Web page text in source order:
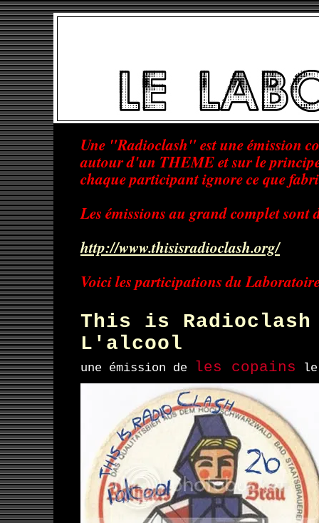
Une "Radioclash" est une émission
autour d'un THEME et sur le
chaque participant ignore ce que
Les émissions au grand complet sont
http://www.thisisradioclash.org/
Voici les participations du
This is
L'alcool
une émission de les copains le